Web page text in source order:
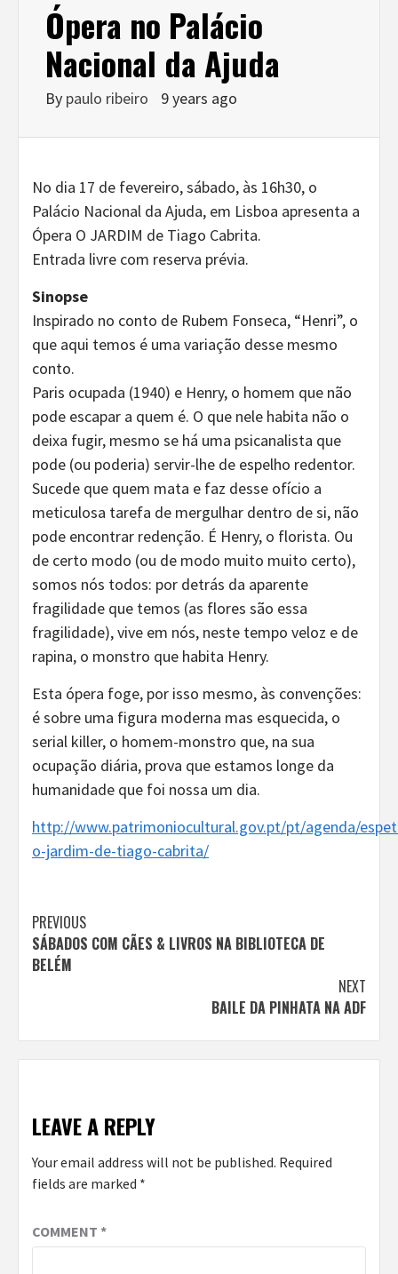
Ópera no Palácio
Nacional da Ajuda
By paulo ribeiro 9 years ago
No dia 17 de fevereiro, sábado, às 16h30, o
Palácio Nacional da Ajuda, em Lisboa apresenta a
Ópera O JARDIM de Tiago Cabrita.
Entrada livre com reserva prévia.
Sinopse
Inspirado no conto de Rubem Fonseca, “Henri”, o
que aqui temos é uma variação desse mesmo
conto.
Paris ocupada (1940) e Henry, o homem que não
pode escapar a quem é. O que nele habita não o
deixa fugir, mesmo se há uma psicanalista que
pode (ou poderia) servir-lhe de espelho redentor.
Sucede que quem mata e faz desse ofício a
meticulosa tarefa de mergulhar dentro de si, não
pode encontrar redenção. É Henry, o florista. Ou
de certo modo (ou de modo muito muito certo),
somos nós todos: por detrás da aparente
fragilidade que temos (as flores são essa
fragilidade), vive em nós, neste tempo veloz e de
rapina, o monstro que habita Henry.
Esta ópera foge, por isso mesmo, às convenções:
é sobre uma figura moderna mas esquecida, o
serial killer, o homem-monstro que, na sua
ocupação diária, prova que estamos longe da
humanidade que foi nossa um dia.
http://www.patrimoniocultural.gov.pt/pt/agenda/
o-jardim-de-tiago-cabrita/
Continue
Reading
PREVIOUS
SÁBADOS COM CÃES & LIVROS NA BIBLIOTECA DE
BELÉM
NEXT
BAILE DA PINHATA NA ADF
LEAVE A REPLY
Your email address will not be published. Required
fields are marked *
COMMENT *